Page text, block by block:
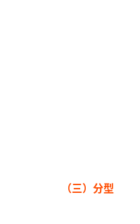
（三）分型